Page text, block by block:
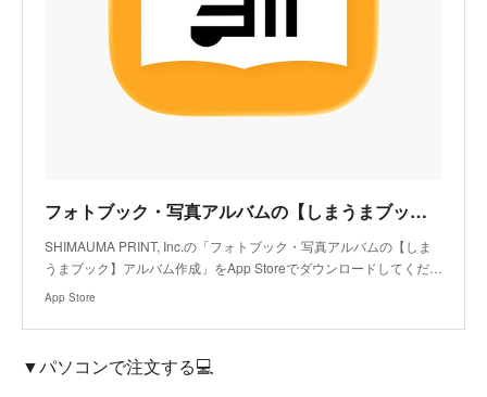
フォトブック・写真アルバムの【しまうまブック】アルバム作成アプリ - App Store
SHIMAUMA PRINT, Inc.の「フォトブック・写真アルバムの【しま
うまブック】アルバム作成」をApp Storeでダウンロードしてくだ…
App Store
▼パソコンで注文する💻